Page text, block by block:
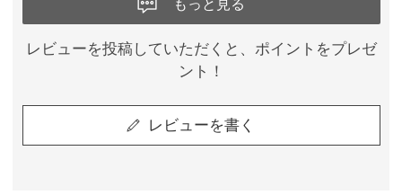
もっと見る
レビューを投稿していただくと、ポイントをプレゼ
ント！
レビューを書く